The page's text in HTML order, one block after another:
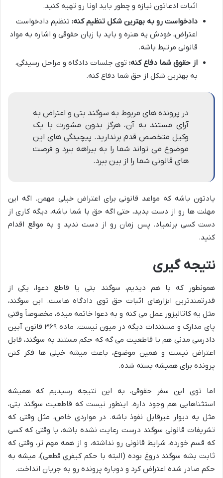
اثبات ادعاتون نیازه و چطور باید اونا رو تهیه کنید.
دادخواست رو به بهترین شکل تنظیم کنه: تنظیم دادخواست
اعتراض، خودش یه هنره و باید با زبان حقوقی و اشاره به مواد
قانونی مرتبط باشه.
از حقوق شما دفاع کنه: توی جلسات دادگاه و مراحل رسیدگی،
به بهترین شکل از حق شما دفاع کنه.
در پرونده های مربوط به سوگند بتی و اعتراض به
آرای مستند به آن، هرگز بدون مشورت با یک
وکیل متخصص قدم برندارید. پیچیدگی های این
موضوع می تواند شما را به بیراهه ببرد و فرصت
های قانونی شما را از بین ببرد.
یادتون باشه که مواعد قانونی برای اعتراض خیلی مهمن. اگه این
مهلت ها رو از دست بدید، حتی اگه حق با شما باشه، دیگه کاری از
دست کسی برنمیاد. پس زمان رو از دست ندید و به موقع اقدام
کنید.
نتیجه گیری
همونطور که با هم دیدیم، سوگند بتی یا قاطع دعوا، یکی از
قدرتمندترین ابزارهای اثبات حق توی دادگاه هاست. این سوگند،
مثل یه کاتالیزور عمل می کنه و به دعوا خاتمه میده، مخصوصاً وقتی
پای مدارک و مستندات دیگه در میون نیست. ماده ۳۶۹ قانون آیین
دادرسی مدنی هم با قاطعیت می گه که حکم مستند به سوگند، قابل
اعتراض نیست و همین موضوع، باعث میشه خیلی ها فکر کنن
پرونده برای همیشه بسته شده.
اما توی این سفر حقوقی، به این نتیجه رسیدیم که همیشه
استثناهایی هم وجود داره. اینطور نیست که قاطعیت سوگند بتی،
مثل یه دیوار غیرقابل نفوذ باشه. در مواردی خاص، مثل وقتی که
تشریفات قانونی سوگند درست رعایت نشده باشه، یا وقتی که کسی
که قسم خورده، شرایط قانونی رو نداشته، و از همه مهم تر، وقتی که
ثابت بشه سوگند دروغ بوده (البته با حکم کیفری قطعی)، میشه به
حکم صادر شده اعتراض کرد و دوباره پرونده رو به جریان انداخت.